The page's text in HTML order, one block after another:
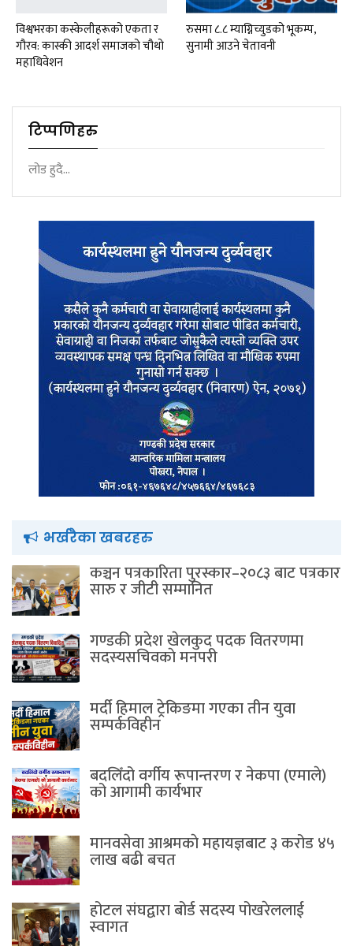
विश्वभरका कस्केलीहरूको एकता र
गौरव: कास्की आदर्श समाजको चौथो
महाधिवेशन
रुसमा ८.८ म्याग्निच्युडको भूकम्प,
सुनामी आउने चेतावनी
टिप्पणिहरु
लोड हुदै...
भर्खरैका खबरहरु
कञ्चन पत्रकारिता पुरस्कार–२०८३ बाट पत्रकार
सारु र जीटी सम्मानित
गण्डकी प्रदेश खेलकुद पदक वितरणमा
सदस्यसचिवकाे मनपरी
मर्दी हिमाल ट्रेकिङमा गएका तीन युवा
सम्पर्कविहीन
बदलिँदो वर्गीय रूपान्तरण र नेकपा (एमाले)
को आगामी कार्यभार
मानवसेवा आश्रमकाे‌ महायज्ञबाट ३ करोड ४५
लाख बढी बचत
होटल संघद्वारा बोर्ड सदस्य पोखरेललाई
स्वागत